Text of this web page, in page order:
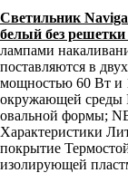
Светильник
белый без решетки
лампами
поставляются в
мощностью 60 Вт и
окружающей среды
овальной формы;
Характеристики
покрытие
изолирующей